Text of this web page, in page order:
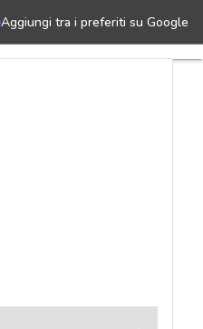
Aggiungi tra i preferiti su Google